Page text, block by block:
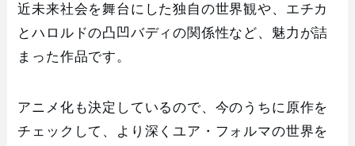
近未来社会を舞台にした独自の世界観や、エチカ
とハロルドの凸凹バディの関係性など、魅力が詰
まった作品です。
アニメ化も決定しているので、今のうちに原作を
チェックして、より深くユア・フォルマの世界を